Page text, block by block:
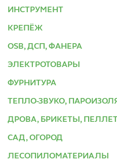
ИНСТРУМЕНТ
КРЕПЁЖ
OSB, ДСП, ФАНЕРА
ЭЛЕКТРОТОВАРЫ
ФУРНИТУРА
ТЕПЛО-ЗВУКО,
ДРОВА, БРИКЕТЫ,
САД, ОГОРОД
ЛЕСОПИЛОМАТЕРИАЛЫ